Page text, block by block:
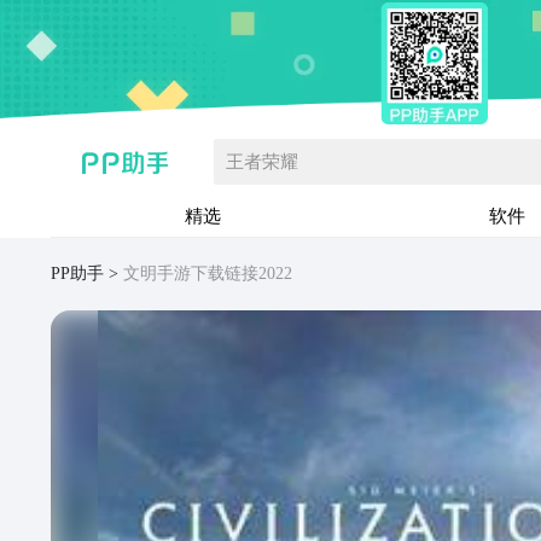
王者荣耀
精选 软件
PP助手 文明手游下载链接2022